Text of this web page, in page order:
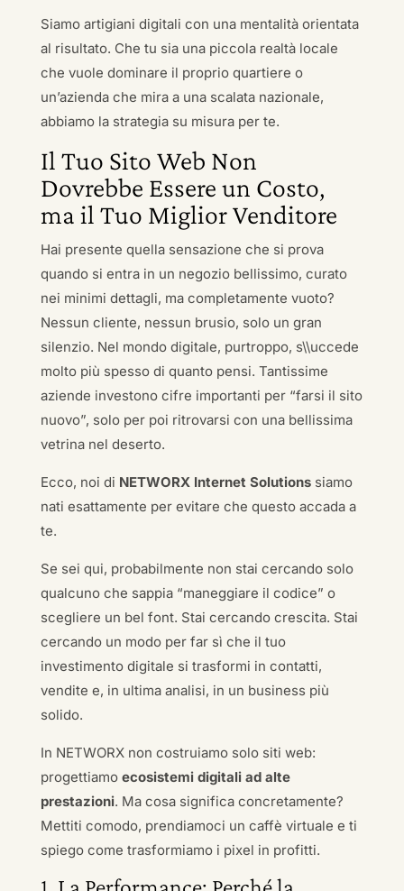
Siamo artigiani digitali con una mentalità orientata
al risultato. Che tu sia una piccola realtà locale
che vuole dominare il proprio quartiere o
un’azienda che mira a una scalata nazionale,
abbiamo la strategia su misura per te.
Il Tuo Sito Web Non
Dovrebbe Essere un Costo,
ma il Tuo Miglior Venditore
Hai presente quella sensazione che si prova
quando si entra in un negozio bellissimo, curato
nei minimi dettagli, ma completamente vuoto?
Nessun cliente, nessun brusio, solo un gran
silenzio. Nel mondo digitale, purtroppo, s\\uccede
molto più spesso di quanto pensi. Tantissime
aziende investono cifre importanti per “farsi il sito
nuovo”, solo per poi ritrovarsi con una bellissima
vetrina nel deserto.
Ecco, noi di NETWORX Internet Solutionssiamo
nati esattamente per evitare che questo accada a
te.
Se sei qui, probabilmente non stai cercando solo
qualcuno che sappia “maneggiare il codice” o
scegliere un bel font. Stai cercando crescita. Stai
cercando un modo per far sì che il tuo
investimento digitale si trasformi in contatti,
vendite e, in ultima analisi, in un business più
solido.
In NETWORX non costruiamo solo siti web:
progettiamo ecosistemi digitali ad alte
prestazioni. Ma cosa significa concretamente?
Mettiti comodo, prendiamoci un caffè virtuale e ti
spiego come trasformiamo i pixel in profitti.